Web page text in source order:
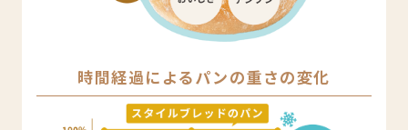
時間経過によるパンの重さの変化